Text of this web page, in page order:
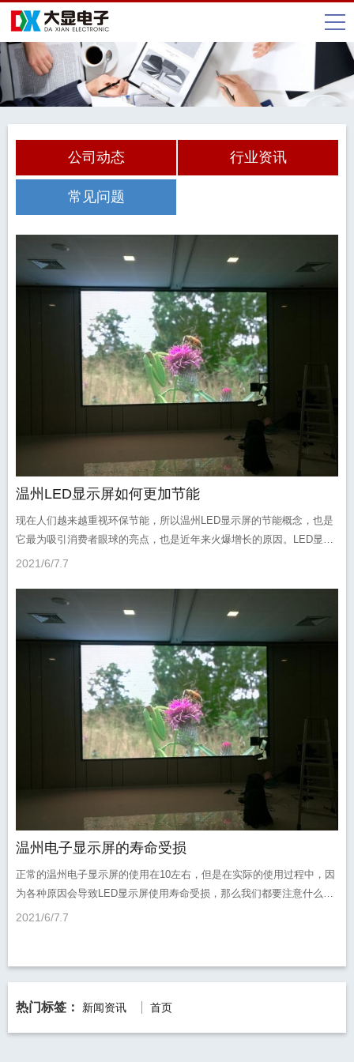
公司动态 行业资讯
常见问题
温州LED显示屏如何更加节能
现在人们越来越重视环保节能，所以温州LED显示屏的节能概念，也是
它最为吸引消费者眼球的亮点，也是近年来火爆增长的原因。LED显示
屏的进一步节能无可厚非的成为了这…
7
2021/6/7
温州电子显示屏的寿命受损
正常的温州电子显示屏的使用在10左右，但是在实际的使用过程中，因
为各种原因会导致LED显示屏使用寿命受损，那么我们都要注意什么
呢？
7
2021/6/7
热门标签： 新闻资讯 首页